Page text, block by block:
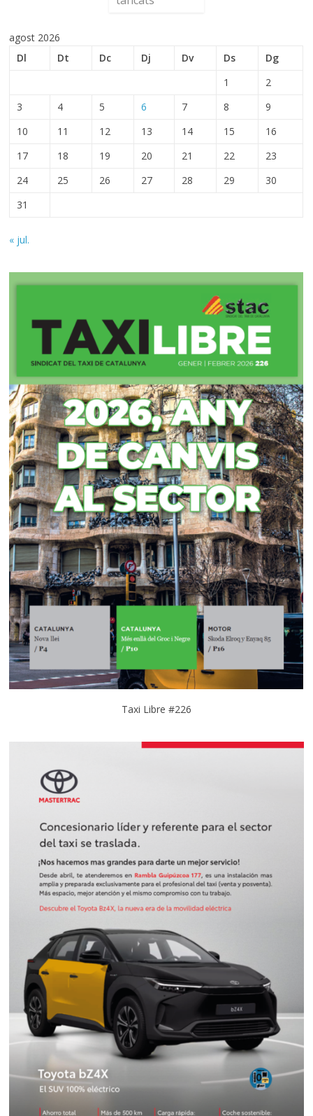
agost 2026
Dl
Dt Dc Dj Dv Ds
Dg
1
2
3
4 5 6 7 8
9
10
11 12 13 14 15
16
17
18 19 20 21 22
23
24
25 26 27 28 29
30
31
« jul.
Taxi Libre #226